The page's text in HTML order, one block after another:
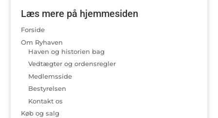
Læs mere på hjemmesiden
Forside
Om Ryhaven
Haven og historien bag
Vedtægter og ordensregler
Medlemsside
Bestyrelsen
Kontakt os
Køb og salg